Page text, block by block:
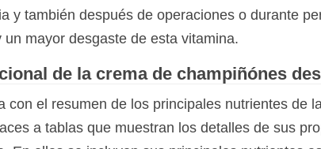
y también después de operaciones o durante
mayor desgaste de esta vitamina.
de la crema de champiñónes
con el resumen de los principales nutrientes de
a tablas que muestran los detalles de sus